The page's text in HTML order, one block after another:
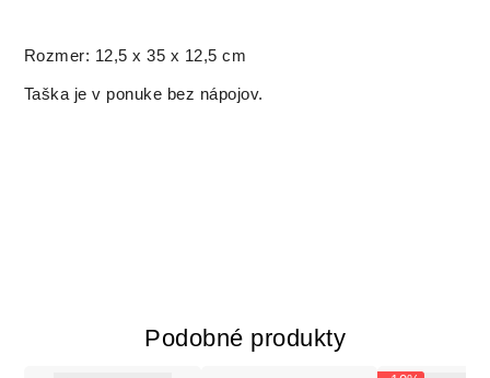
Rozmer: 12,5 x 35 x 12,5 cm
Taška je v ponuke bez nápojov.
Podobné produkty